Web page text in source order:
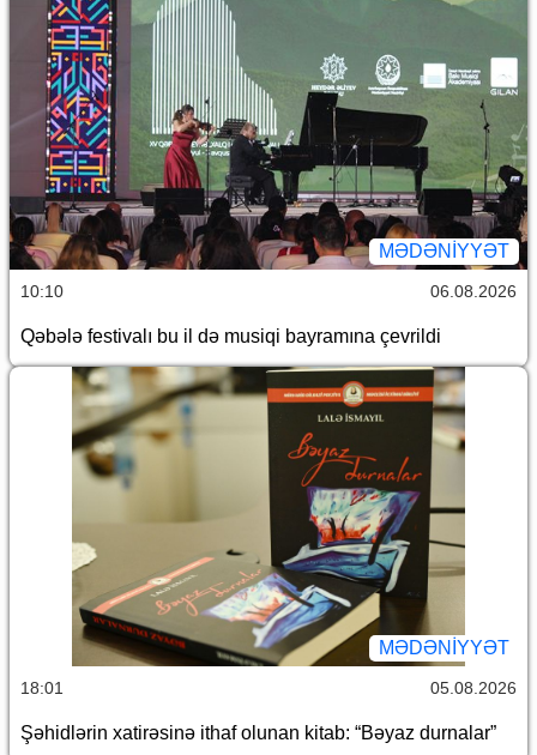
MƏDƏNIYYƏT
10:10 06.08.2026
Qəbələ festivalı bu il də musiqi bayramına çevrildi
MƏDƏNIYYƏT
18:01 05.08.2026
Şəhidlərin xatirəsinə ithaf olunan kitab: “Bəyaz durnalar”